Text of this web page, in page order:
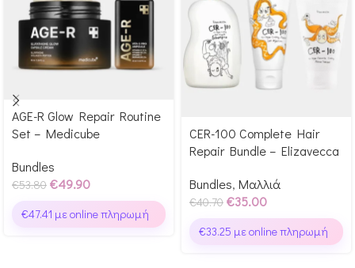
Αγόρασε & κέρδισε 499
Glow Points!
AGE-R Glow Repair Routine
Set – Medicube
Bundles
€53.80 €49.90
€47.41 με online πληρωμή
Αγόρασε & κέρδισε 350
Glow Points!
CER-100 Complete Hair
Repair Bundle – Elizavecca
Bundles, Μαλλιά
€40.70 €35.00
€33.25 με online πληρωμή